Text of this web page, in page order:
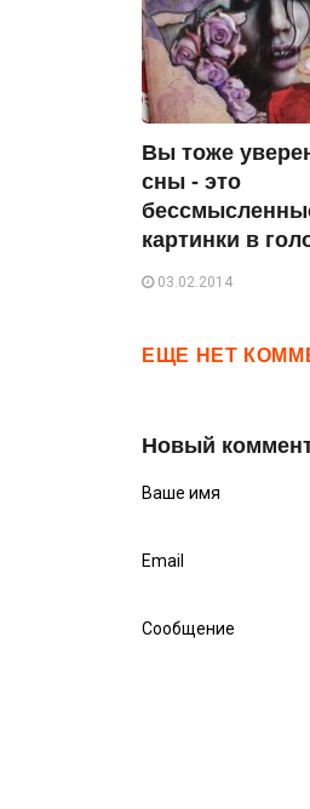
Вы тоже
сны - это
картинки в
03.02.2014
ЕЩЕ НЕТ
Новый
Ваше имя
Email
Сообщение